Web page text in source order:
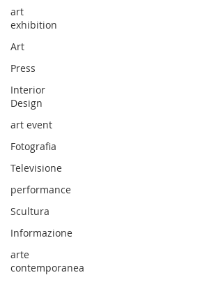
art
exhibition
Art
Press
Interior
Design
art event
Fotografia
Televisione
performance
Scultura
Informazione
arte
contemporanea